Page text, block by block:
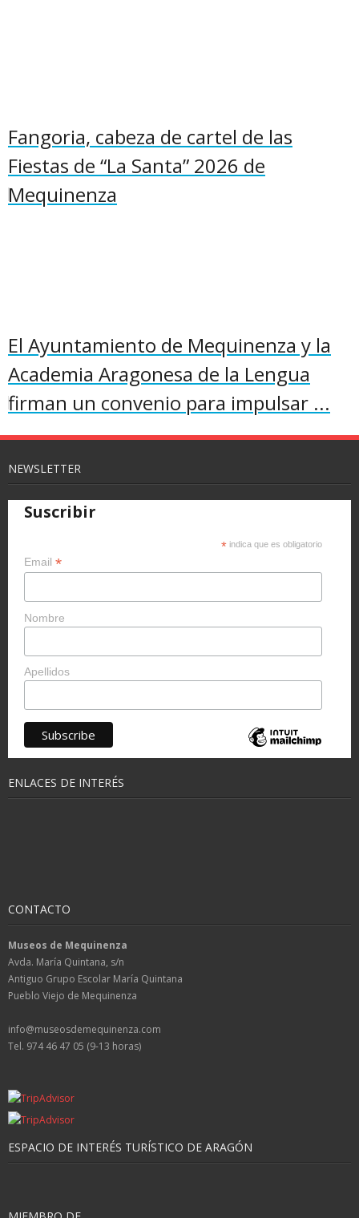
Fangoria, cabeza de cartel de las
Fiestas de “La Santa” 2026 de
Mequinenza
El Ayuntamiento de Mequinenza y la
Academia Aragonesa de la Lengua
firman un convenio para impulsar ...
NEWSLETTER
Suscribir
* indica que es obligatorio
Email *
Nombre
Apellidos
ENLACES DE INTERÉS
CONTACTO
Museos de Mequinenza
Avda. María Quintana, s/n
Antiguo Grupo Escolar María Quintana
Pueblo Viejo de Mequinenza
info@museosdemequinenza.com
Tel. 974 46 47 05 (9-13 horas)
ESPACIO DE INTERÉS TURÍSTICO DE ARAGÓN